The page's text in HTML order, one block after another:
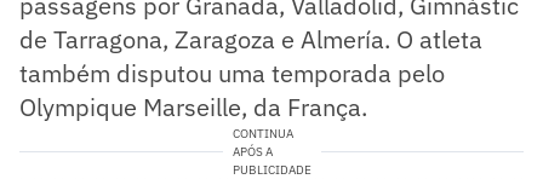
de Tarragona, Zaragoza e Almería. O atleta
também disputou uma temporada pelo
Olympique Marseille, da França.
CONTINUA
APÓS A
PUBLICIDADE